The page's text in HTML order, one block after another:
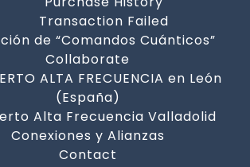
Transaction Failed
de “Comandos Cuánticos”
Collaborate
ALTA FRECUENCIA en León
(España)
Alta Frecuencia Valladolid
Conexiones y Alianzas
Contact